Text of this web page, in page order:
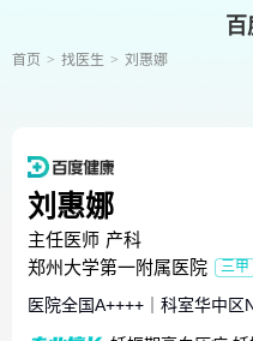
首页 找医生 刘惠娜
刘惠娜
主任医师 产科
郑州大学第一附属医院
三甲
医院全国A++++ 科室华中区